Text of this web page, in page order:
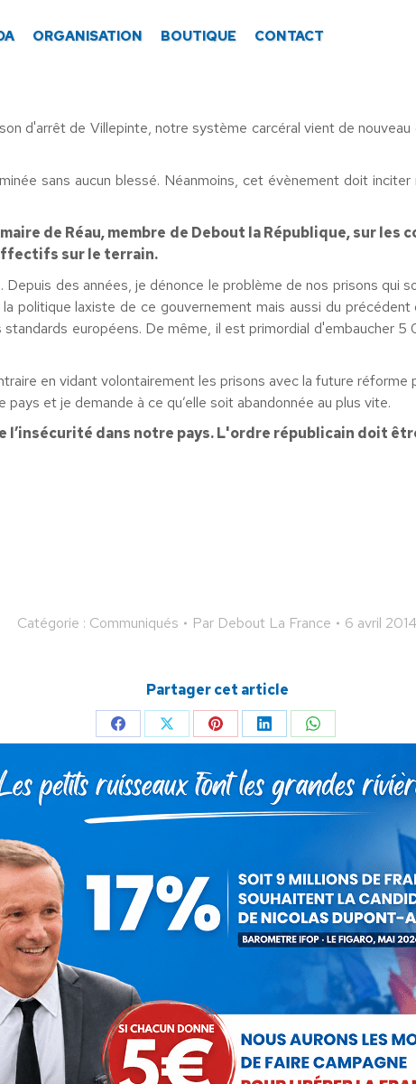
ORGANISATION BOUTIQUE CONTACT
d'arrêt de Villepinte, notre système carcéral vient de
sans aucun blessé. Néanmoins, cet évènement doit
de Réau, membre de Debout la République, sur
sur le terrain.
des années, je dénonce le problème de nos prisons qui
politique laxiste de ce gouvernement mais aussi du
européens. De même, il est primordial d'embaucher
en vidant volontairement les prisons avec la future réforme
et je demande à ce qu’elle soit abandonnée au plus vite.
dans notre pays. L'ordre républicain doit
Catégorie : Communiqués Par Debout La France 6 avril 2014
Partager cet article
Partager
Facebook
Partager
X
Partager
Pinterest
Partager
LinkedIn
Partager
WhatsApp
l’Union
Article
suivant
Génocides,